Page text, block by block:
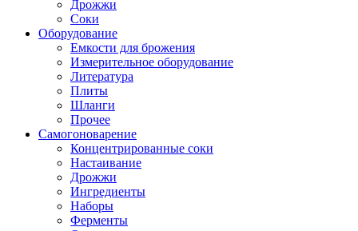
Дрожжи
Соки
Оборудование
Емкости для брожения
Измерительное оборудование
Литература
Плиты
Шланги
Прочее
Самогоноварение
Концентрированные соки
Настаивание
Дрожжи
Ингредиенты
Наборы
Ферменты